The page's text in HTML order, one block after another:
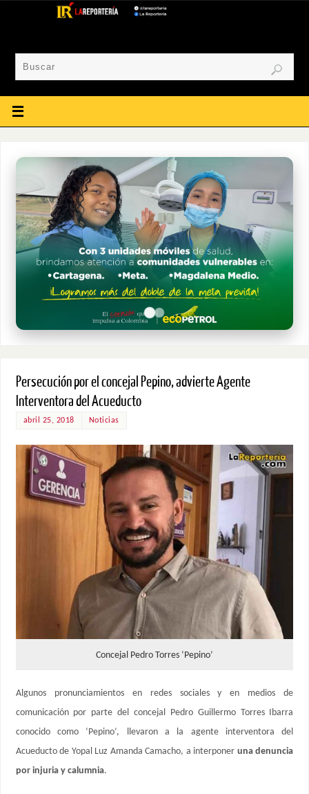
Persecución por el concejal Pepino, advierte Agente
Interventora del Acueducto
abril 25, 2018 Noticias
Concejal Pedro Torres ‘Pepino’
Algunos pronunciamientos en redes sociales y en medios de
comunicación por parte del concejal Pedro Guillermo Torres Ibarra
conocido como ‘Pepino’, llevaron a la agente interventora del
Acueducto de Yopal Luz Amanda Camacho, a interponer una denuncia
por injuria y calumnia.